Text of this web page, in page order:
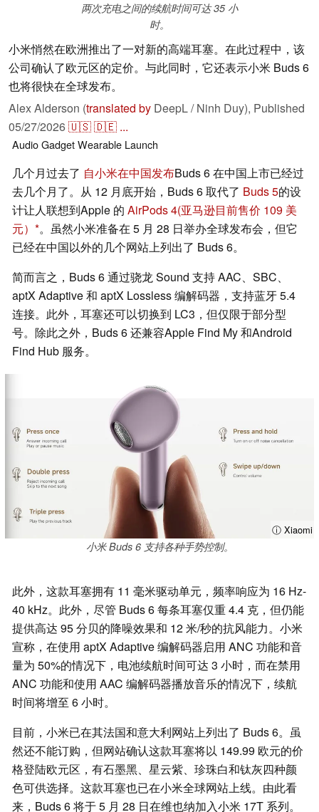
两次充电之间的续航时间可达 35 小
时。
小米悄然在欧洲推出了一对新的高端耳塞。在此过程中，该
公司确认了欧元区的定价。与此同时，它还表示小米 Buds 6
也将很快在全球发布。
Alex Alderson (translated by DeepL / Ninh Duy), Published
05/27/2026🇺🇸🇩🇪 ...
AudioGadgetWearable Launch
几个月过去了 自小米在中国发布Buds 6 在中国上市已经过
去几个月了。从 12 月底开始，Buds 6 取代了 Buds 5的设
计让人联想到Apple 的 AirPods 4(亚马逊目前售价 109 美
元）
。虽然小米准备在 5 月 28 日举办全球发布会，但它
已经在中国以外的几个网站上列出了 Buds 6。
简而言之，Buds 6 通过骁龙 Sound 支持 AAC、SBC、
aptX Adaptive 和 aptX Lossless 编解码器，支持蓝牙 5.4
连接。此外，耳塞还可以切换到 LC3，但仅限于部分型
号。除此之外，Buds 6 还兼容Apple Find My 和Android
Find Hub 服务。
ⓘ Xiaomi
小米 Buds 6 支持各种手势控制。
此外，这款耳塞拥有 11 毫米驱动单元，频率响应为 16 Hz-
40 kHz。此外，尽管 Buds 6 每条耳塞仅重 4.4 克，但仍能
提供高达 95 分贝的降噪效果和 12 米/秒的抗风能力。小米
宣称，在使用 aptX Adaptive 编解码器启用 ANC 功能和音
量为 50%的情况下，电池续航时间可达 3 小时，而在禁用
ANC 功能和使用 AAC 编解码器播放音乐的情况下，续航
时间将增至 6 小时。
目前，小米已在其法国和意大利网站上列出了 Buds 6。虽
然还不能订购，但网站确认这款耳塞将以 149.99 欧元的价
格登陆欧元区，有石墨黑、星云紫、珍珠白和钛灰四种颜
色可供选择。这款耳塞也已在小米全球网站上线。由此看
来，Buds 6 将于 5 月 28 日在维也纳加入小米 17T 系列。